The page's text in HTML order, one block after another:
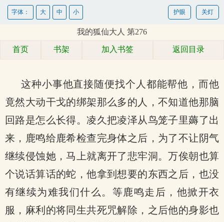
关灯
护眼
字体： 大 中 小
我的狐仙大人 第276
首页 书架 加入书签 返回目录
这种小事他直接随便找个人都能帮他，而他
竟然大动干戈的绑架那么多的人，不知道他那脑
回路是怎么长得。凌久把凌泽从鸟笼子里薅了出
来，鹿鸣给鹿希检查完身体之后，为了不让阴气
继续侵蚀她，马上就离开了悲牢洞。万俟朝也算
个说话算话的蛇，他拿到想要的东西之后，也没
有继续为难我们什么。等鹿鸣走后，他掀开衣
服，麻利的将同生共死咒解除，之后他的身影也